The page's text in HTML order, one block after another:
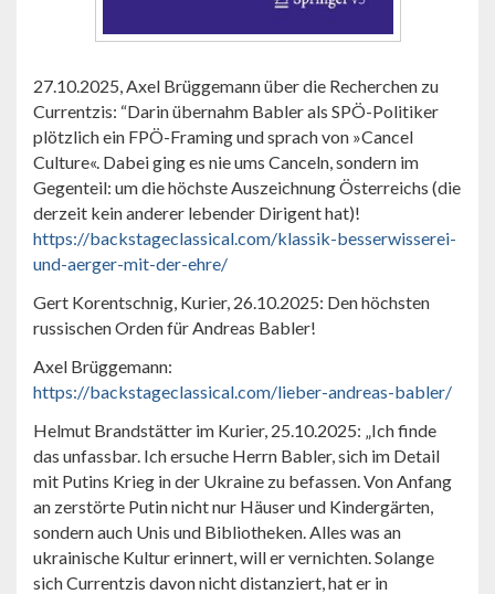
27.10.2025, Axel Brüggemann über die Recherchen zu
Currentzis: “Darin übernahm Babler als SPÖ-Politiker
plötzlich ein FPÖ-Framing und sprach von »Cancel
Culture«. Dabei ging es nie ums Canceln, sondern im
Gegenteil: um die höchste Auszeichnung Österreichs (die
derzeit kein anderer lebender Dirigent hat)!
https://backstageclassical.com/klassik-besserwisserei-
und-aerger-mit-der-ehre/
Gert Korentschnig, Kurier, 26.10.2025: Den höchsten
russischen Orden für Andreas Babler!
Axel Brüggemann:
https://backstageclassical.com/lieber-andreas-babler/
Helmut Brandstätter im Kurier, 25.10.2025: „Ich finde
das unfassbar. Ich ersuche Herrn Babler, sich im Detail
mit Putins Krieg in der Ukraine zu befassen. Von Anfang
an zerstörte Putin nicht nur Häuser und Kindergärten,
sondern auch Unis und Bibliotheken. Alles was an
ukrainische Kultur erinnert, will er vernichten. Solange
sich Currentzis davon nicht distanziert, hat er in